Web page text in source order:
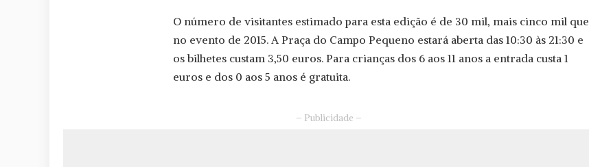
O número de visitantes estimado para esta edição é de 30 mil, mais cinco mil que
no evento de 2015. A Praça do Campo Pequeno estará aberta das 10:30 às 21:30 e
os bilhetes custam 3,50 euros. Para crianças dos 6 aos 11 anos a entrada custa 1
euros e dos 0 aos 5 anos é gratuita.
– Publicidade –